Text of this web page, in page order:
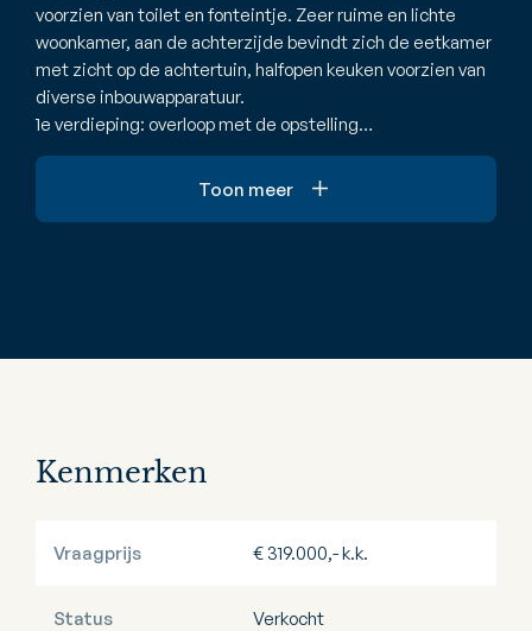
voorzien van toilet en fonteintje. Zeer ruime en lichte
woonkamer, aan de achterzijde bevindt zich de eetkamer
met zicht op de achtertuin, halfopen keuken voorzien van
diverse inbouwapparatuur.
1e verdieping: overloop met de opstelling…
Toon meer
Kenmerken
Vraagprijs € 319.000,- k.k.
Status Verkocht